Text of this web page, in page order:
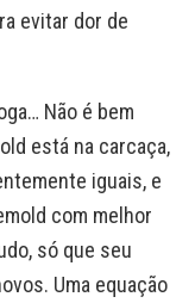
evitar dor de
Não é bem
está na carcaça,
iguais, e
com melhor
só que seu
Uma equação